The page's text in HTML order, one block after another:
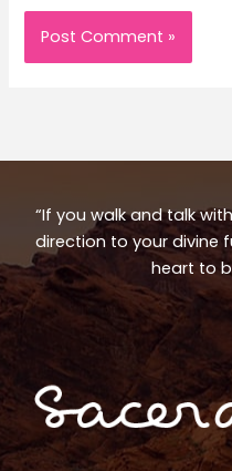
“If you walk and talk
direction to your divine
heart to